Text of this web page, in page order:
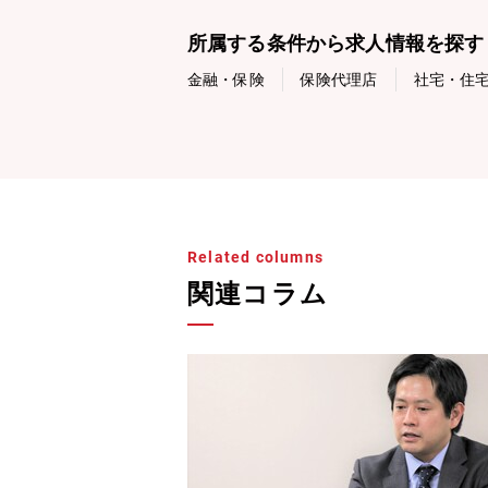
所属する条件から求人情報を探す
金融・保険 保険代理店 社宅・住
Related columns
関連コラム